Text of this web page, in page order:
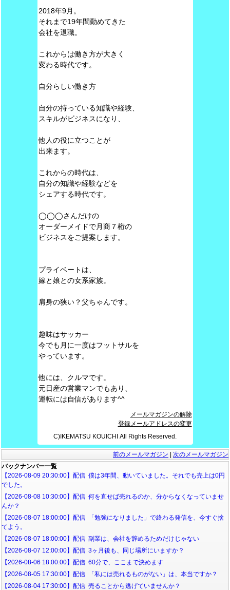
2018年9月。
それまで19年間勤めてきた
会社を退職。
これからは働き方が大きく
変わる時代です。
自分らしい働き方
自分の持っている知識や経験、
スキルがビジネスになり、
他人の役に立つことが
出来ます。
これからの時代は、
自分の知識や経験などを
シェアする時代です。
◯◯◯さんだけの
オーダーメイドで月商７桁の
ビジネスをご提案します。
プライベートは、
嫁と娘との女系家族。
肩身の狭い？父ちゃんです。
趣味はサッカー
今でも月に一度はフットサルを
やっています。
他には、クルマです。
元日産の営業マンでもあり、
運転には自信があります^^
メールマガジンの解除
登録メールアドレスの変更
C)IKEMATSU KOUICHI All Rights Reserved.
前のメールマガジン
次のメールマガジン
バックナンバー一覧
【2026-08-09 20:30:00】配信 僕は3年間、動いていました。それでも売上は0円
でした。
【2026-08-08 10:30:00】配信 何を直せば売れるのか、分からなくなっていませ
んか？
【2026-08-07 18:00:00】配信 「勉強になりました」で終わる発信を、今すぐ捨
てよう。
【2026-08-07 18:00:00】配信 副業は、会社を辞めるためだけじゃない
【2026-08-07 12:00:00】配信 3ヶ月後も、同じ場所にいますか？
【2026-08-06 18:00:00】配信 60分で、ここまで決めます
【2026-08-05 17:30:00】配信 「私には売れるものがない」は、本当ですか？
【2026-08-04 17:30:00】配信 売ることから逃げていませんか？